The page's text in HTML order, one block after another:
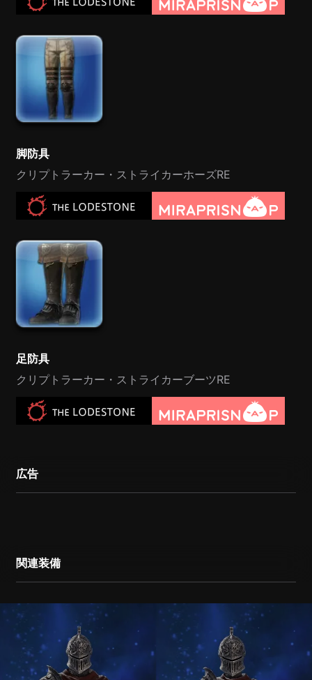
脚防具
クリプトラーカー・ストライカーホーズRE
足防具
クリプトラーカー・ストライカーブーツRE
広告
関連装備